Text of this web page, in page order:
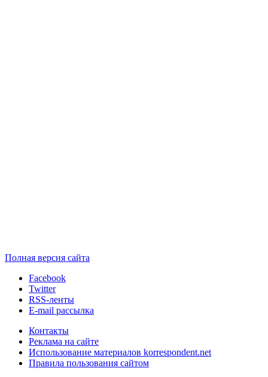
Полная версия сайта
Facebook
Twitter
RSS-ленты
E-mail рассылка
Контакты
Реклама на сайте
Использование материалов korrespondent.net
Правила пользования сайтом